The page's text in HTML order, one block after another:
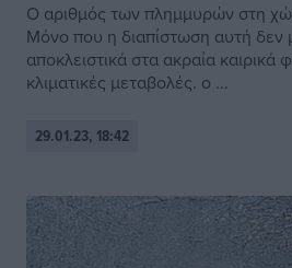
Ο αριθμός των πλημμυρών στη
Μόνο που η διαπίστωση αυτή δεν
αποκλειστικά στα ακραία καιρικά
κλιματικές μεταβολές. ο ...
29.01.23, 18:42